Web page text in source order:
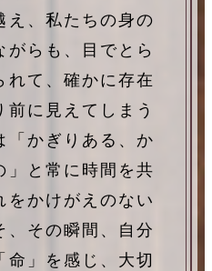
え、私たちの身の
がらも、目でとら
れて、確かに存在
前に見えてしまう
「かぎりある、か
」と常に時間を共
をかけがえのない
、その瞬間、自分
命」を感じ、大切